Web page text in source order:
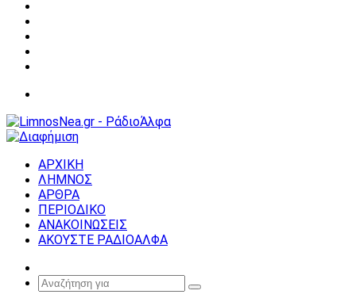
ΑΡΧΙΚΗ
ΛΗΜΝΟΣ
ΑΡΘΡΑ
ΠΕΡΙΟΔΙΚΟ
ΑΝΑΚΟΙΝΩΣΕΙΣ
ΑΚΟΥΣΤΕ ΡΑΔΙΟΑΛΦΑ
Article
Αναζήτηση